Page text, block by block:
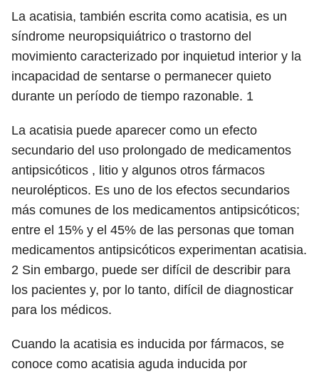
La acatisia, también escrita como acatisia, es un
síndrome neuropsiquiátrico o trastorno del
movimiento caracterizado por inquietud interior y la
incapacidad de sentarse o permanecer quieto
durante un período de tiempo razonable. 1
La acatisia puede aparecer como un efecto
secundario del uso prolongado de medicamentos
antipsicóticos , litio y algunos otros fármacos
neurolépticos. Es uno de los efectos secundarios
más comunes de los medicamentos antipsicóticos;
entre el 15% y el 45% de las personas que toman
medicamentos antipsicóticos experimentan acatisia.
2 Sin embargo, puede ser difícil de describir para
los pacientes y, por lo tanto, difícil de diagnosticar
para los médicos.
Cuando la acatisia es inducida por fármacos, se
conoce como acatisia aguda inducida por